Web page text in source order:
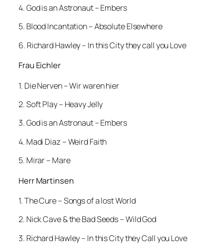
4. God is an Astronaut – Embers
5. Blood Incantation – Absolute Elsewhere
6. Richard Hawley – In this City they call you Love
Frau Eichler
1. Die Nerven – Wir waren hier
2. Soft Play – Heavy Jelly
3. God is an Astronaut – Embers
4. Madi Diaz – Weird Faith
5. Mirar – Mare
Herr Martinsen
1. The Cure – Songs of a lost World
2. Nick Cave & the Bad Seeds – Wild God
3. Richard Hawley – In this City they Call you Love